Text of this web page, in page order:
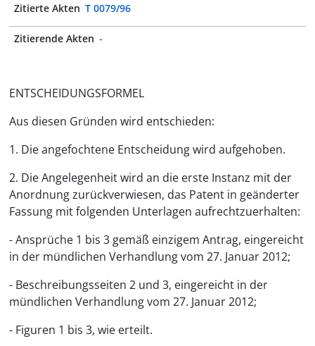
Zitierte Akten T 0079/96
Zitierende Akten -
ENTSCHEIDUNGSFORMEL
Aus diesen Gründen wird entschieden:
1. Die angefochtene Entscheidung wird aufgehoben.
2. Die Angelegenheit wird an die erste Instanz mit der
Anordnung zurückverwiesen, das Patent in geänderter
Fassung mit folgenden Unterlagen aufrechtzuerhalten:
- Ansprüche 1 bis 3 gemäß einzigem Antrag, eingereicht
in der mündlichen Verhandlung vom 27. Januar 2012;
- Beschreibungsseiten 2 und 3, eingereicht in der
mündlichen Verhandlung vom 27. Januar 2012;
- Figuren 1 bis 3, wie erteilt.